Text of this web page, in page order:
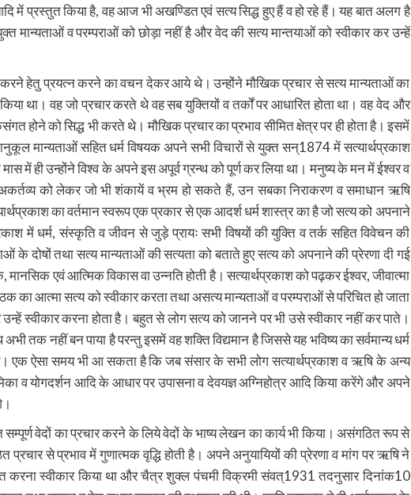
में प्रस्तुत किया है, वह आज भी अखण्डित एवं सत्य सिद्ध हुए हैं व हो रहे हैं। यह बात अलग है
मान्यताओं व परम्पराओं को छोड़ा नहीं है और वेद की सत्य मान्तयाओं को स्वीकार कर उन्हें
करने हेतु प्रयत्न करने का वचन देकर आये थे। उन्होंने मौखिक प्रचार से सत्य मान्यताओं का
था। वह जो प्रचार करते थे वह सब युक्तियों व तर्कों पर आधारित होता था। वह वेद और
होने को सिद्ध भी करते थे। मौखिक प्रचार का प्रभाव सीमित क्षेत्र पर ही होता है। इसमें
मान्यताओं सहित धर्म विषयक अपने सभी विचारों से युक्त सन्1874 में सत्यार्थप्रकाश
में ही उन्होंने विश्व के अपने इस अपूर्व ग्रन्थ को पूर्ण कर लिया था। मनुष्य के मन में ईश्वर व
अकर्तव्य को लेकर जो भी शंकायें व भ्रम हो सकते हैं, उन सबका निराकरण व समाधान ऋषि
का वर्तमान स्वरूप एक प्रकार से एक आदर्श धर्म शास्त्र का है जो सत्य को अपनाने
में धर्म, संस्कृति व जीवन से जुड़े प्रायः सभी विषयों की युक्ति व तर्क सहित विवेचन की
के दोषों तथा सत्य मान्यताओं की सत्यता को बताते हुए सत्य को अपनाने की प्रेरणा दी गई
एवं आत्मिक विकास वा उन्नति होती है। सत्यार्थप्रकाश को पढ़कर ईश्वर, जीवात्मा
का आत्मा सत्य को स्वीकार करता तथा असत्य मान्यताओं व परम्पराओं से परिचित हो जाता
स्वीकार करना होता है। बहुत से लोग सत्य को जानने पर भी उसे स्वीकार नहीं कर पाते।
तक नहीं बन पाया है परन्तु इसमें वह शक्ति विद्यमान है जिससे यह भविष्य का सर्वमान्य धर्म
एक ऐसा समय भी आ सकता है कि जब संसार के सभी लोग सत्यार्थप्रकाश व ऋषि के अन्य
व योगदर्शन आदि के आधार पर उपासना व देवयज्ञ अग्निहोत्र आदि किया करेंगे और अपने
वेदों का प्रचार करने के लिये वेदों के भाष्य लेखन का कार्य भी किया। असंगठित रूप से
प्रचार से प्रभाव में गुणात्मक वृद्धि होती है। अपने अनुयायियों की प्रेरणा व मांग पर ऋषि ने
करना स्वीकार किया था और चैत्र शुक्ल पंचमी विक्रमी संवत्1931 तदनुसार दिनांक10